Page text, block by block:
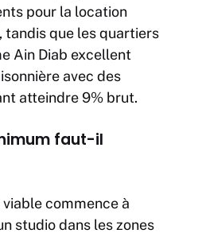
pour la location
tandis que les quartiers
Ain Diab excellent
avec des
atteindre 9% brut.
faut-il
commence à
studio dans les zones